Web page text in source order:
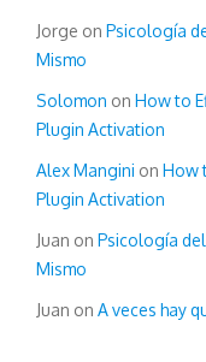
Jorge on Psicología
Mismo
Solomon on How to
Plugin Activation
Alex Mangini on How
Plugin Activation
Juan on Psicología
Mismo
Juan on A veces hay